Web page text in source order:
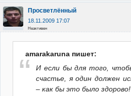
Просветлённый
18.11.2009 17:07
Неактивен
amarakaruna пишет:
И если бы для того,
счастье, я один должен
– как бы это было здорово!